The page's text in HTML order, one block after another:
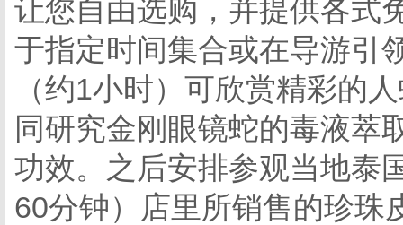
让您自由选购，并提供各式
于指定时间集合或在导游引
（约1小时）可欣赏精彩的
同研究金刚眼镜蛇的毒液萃
功效。之后安排参观当地泰
60分钟）店里所销售的珍珠